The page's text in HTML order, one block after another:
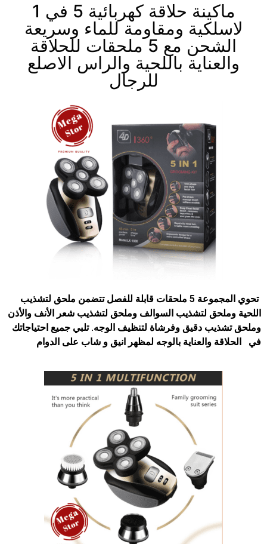
ماكينة حلاقة كهربائية 5 في 1
لاسلكية ومقاومة للماء وسريعة
الشحن مع 5 ملحقات للحلاقة
والعناية باللحية والراس الاصلع
للرجال
تحوي المجموعة 5 ملحقات قابلة للفصل تتضمن ملحق لتشذيب
اللحية وملحق لتشذيب السوالف وملحق لتشذيب شعر الأنف والأذن
وملحق تشذيب دقيق وفرشاة لتنظيف الوجه. تلبي جميع احتياجاتك
في الحلاقة والعناية بالوجه لمظهر انيق و شاب على الدوام